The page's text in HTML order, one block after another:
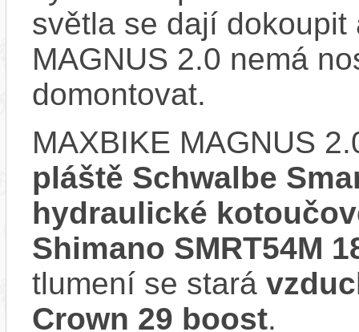
světla se dají dokoupit
MAGNUS 2.0 nemá
domontovat.
MAXBIKE MAGNUS
pláště Schwalbe
hydraulické
Shimano SMRT54M
tlumení se stará
Crown 29 boost.